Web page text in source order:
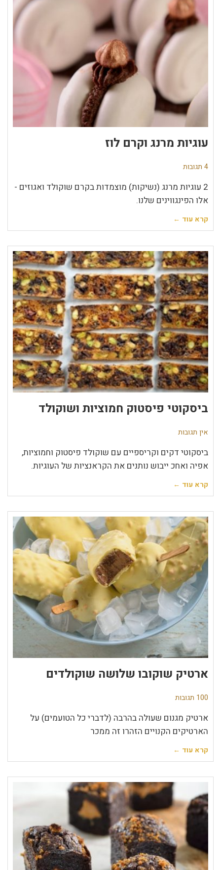
עוגיות מרנג וקרם לוז
4 תגובות
2 עוגיות מרנג (נשיקות) מוצמדות בקרם שוקולד ואגוזים -
אלו הפינגווינים שלנו.
קרא עוד ←
ביסקוטי פיסטוק חמוציות ושוקולד
אין תגובות
ביסקוטי דקים וקריספיים עם שוקולד פיסטוק וחמוציות,
אפיה ואחכ ייבוש נותנים את הקראנציות של העוגיות.
קרא עוד ←
ארטיק שוקובו שלושה שוקולדים
100 תגובות
ארטיק מגנום שעולה בהרבה (לדברי כל הטועמים) על
הארטיקים הקנויים הזהרו זה ממכר
קרא עוד ←